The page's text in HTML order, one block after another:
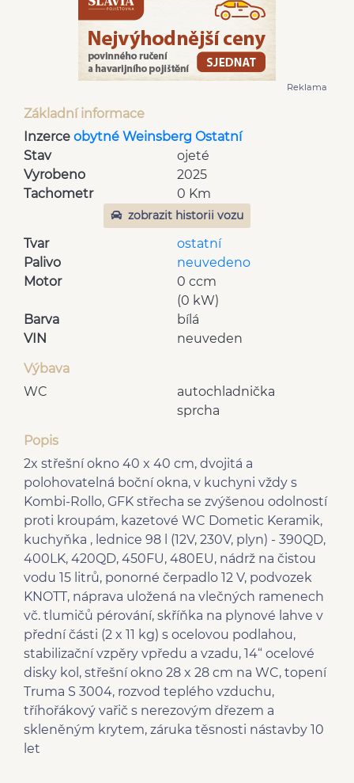
Reklama
Základní informace
Inzerce obytné Weinsberg Ostatní
Stav
ojeté
Vyrobeno
2025
Tachometr
0 Km
zobrazit historii vozu
Tvar
ostatní
Palivo
neuvedeno
Motor
0 ccm
(0 kW)
Barva
bílá
VIN
neuveden
Výbava
autochladnička
WC
sprcha
Popis
2x střešní okno 40 x 40 cm, dvojitá a
polohovatelná boční okna, v kuchyni vždy s
Kombi-Rollo, GFK střecha se zvýšenou odolností
proti kroupám, kazetové WC Dometic Keramik,
kuchyňka , lednice 98 l (12V, 230V, plyn) - 390QD,
400LK, 420QD, 450FU, 480EU, nádrž na čistou
vodu 15 litrů, ponorné čerpadlo 12 V, podvozek
KNOTT, náprava uložená na vlečných ramenech
vč. tlumičů pérování, skříňka na plynové lahve v
přední části (2 x 11 kg) s ocelovou podlahou,
stabilizační vzpěry vpředu a vzadu, 14“ ocelové
disky kol, střešní okno 28 x 28 cm na WC, topení
Truma S 3004, rozvod teplého vzduchu,
tříhořákový vařič s nerezovým dřezem a
skleněným krytem, záruka těsnosti nástavby 10
let